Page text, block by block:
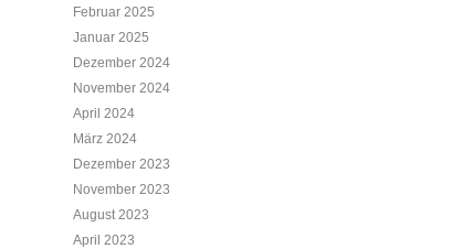
Februar 2025
Januar 2025
Dezember 2024
November 2024
April 2024
März 2024
Dezember 2023
November 2023
August 2023
April 2023